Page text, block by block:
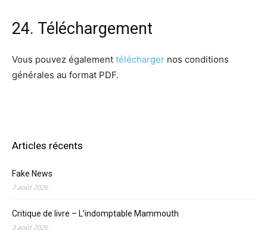
24. Téléchargement
Vous pouvez également télécharger nos conditions
générales au format PDF.
Articles récents
Fake News
7 août 2026
Critique de livre – L’indomptable Mammouth
3 août 2026